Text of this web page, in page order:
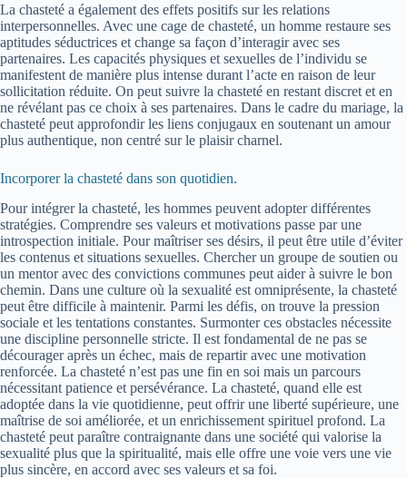
La chasteté a également des effets positifs sur les relations
interpersonnelles. Avec une cage de chasteté, un homme restaure ses
aptitudes séductrices et change sa façon d’interagir avec ses
partenaires. Les capacités physiques et sexuelles de l’individu se
manifestent de manière plus intense durant l’acte en raison de leur
sollicitation réduite. On peut suivre la chasteté en restant discret et en
ne révélant pas ce choix à ses partenaires. Dans le cadre du mariage, la
chasteté peut approfondir les liens conjugaux en soutenant un amour
plus authentique, non centré sur le plaisir charnel.
Incorporer la chasteté dans son quotidien.
Pour intégrer la chasteté, les hommes peuvent adopter différentes
stratégies. Comprendre ses valeurs et motivations passe par une
introspection initiale. Pour maîtriser ses désirs, il peut être utile d’éviter
les contenus et situations sexuelles. Chercher un groupe de soutien ou
un mentor avec des convictions communes peut aider à suivre le bon
chemin. Dans une culture où la sexualité est omniprésente, la chasteté
peut être difficile à maintenir. Parmi les défis, on trouve la pression
sociale et les tentations constantes. Surmonter ces obstacles nécessite
une discipline personnelle stricte. Il est fondamental de ne pas se
décourager après un échec, mais de repartir avec une motivation
renforcée. La chasteté n’est pas une fin en soi mais un parcours
nécessitant patience et persévérance. La chasteté, quand elle est
adoptée dans la vie quotidienne, peut offrir une liberté supérieure, une
maîtrise de soi améliorée, et un enrichissement spirituel profond. La
chasteté peut paraître contraignante dans une société qui valorise la
sexualité plus que la spiritualité, mais elle offre une voie vers une vie
plus sincère, en accord avec ses valeurs et sa foi.